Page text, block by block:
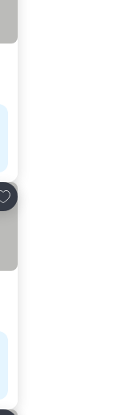
till i Mina Favoriter